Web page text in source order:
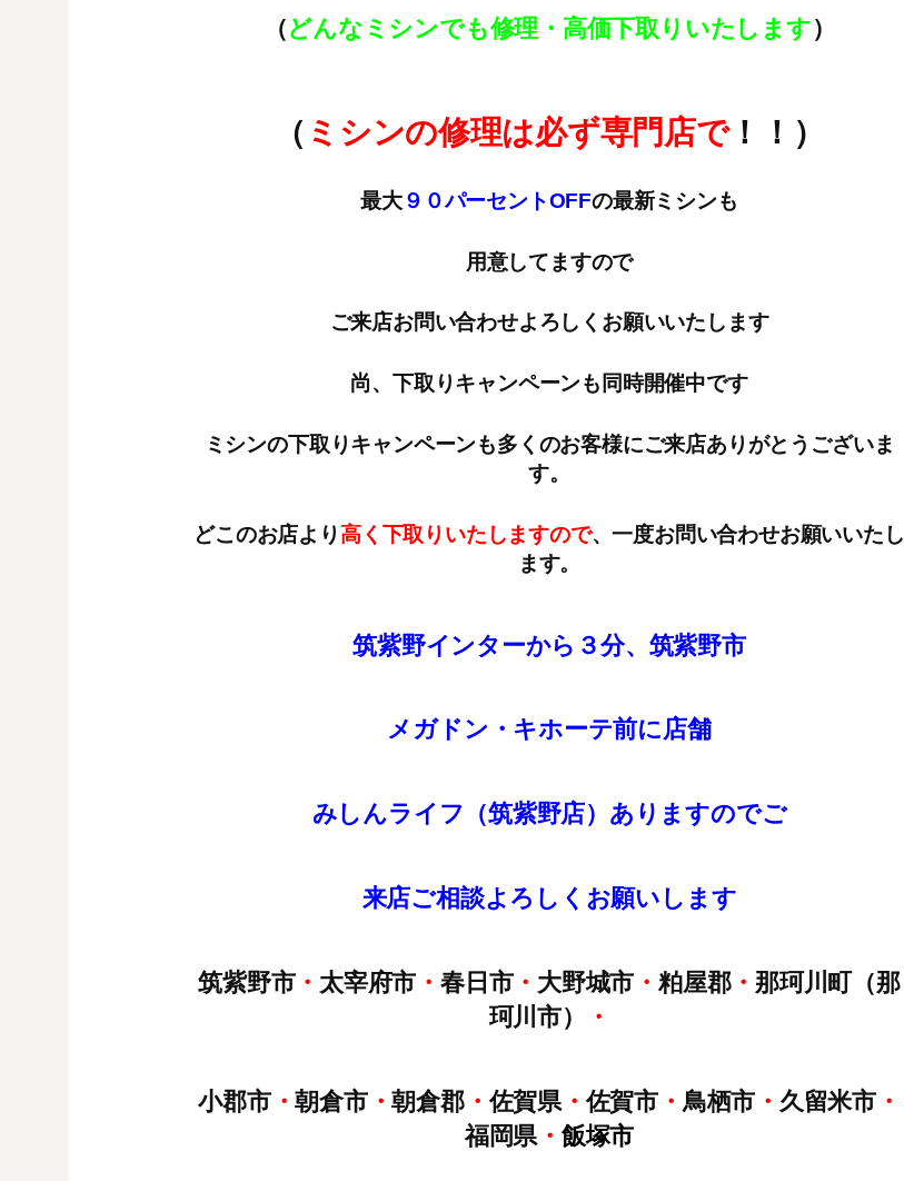
（どんなミシンでも修理・高価下取りいたします）
（ ミシンの修理は必ず専門店で！！）
最大９０パーセントOFFの最新ミシンも
用意してますので
ご来店お問い合わせよろしくお願いいたします
尚、下取りキャンペーンも同時開催中です
ミシンの下取りキャンペーンも多くのお客様にご来店ありがとうございま
す。
どこのお店より高く下取りいたしますので、一度お問い合わせお願いいたし
ます。
筑紫野インターから３分、筑紫野市
メガドン・キホーテ前に店舗
みしんライフ（筑紫野店）ありますのでご
来店ご相談よろしくお願いします
筑紫野市・ 太宰府市 ・ 春日市・ 大野城市 ・ 粕屋郡・ 那珂川町（那
珂川市）
・
小郡市・朝倉市・朝倉郡・佐賀県・佐賀市・ 鳥栖市 ・ 久留米市・
福岡県 ・ 飯塚市